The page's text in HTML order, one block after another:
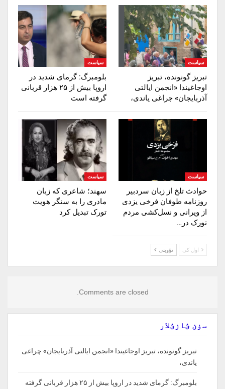
سیاست
تبریز گونونده، تبریز
اوجاغیندا «انجمن ایالتی
آذربایجان» چراغی یاندی،
سیاست
بلومبرگ: گرمای شدید در
اروپا بیش از ۲۵ هزار قربانی
گرفته است
سیاست
حوادث تلخ از زبان سردبیر
روزنامه‌ طوفان فرخی یزدی
از ویرانی و نسل‌کشی مردم
تورک در…
سیاست
سهند؛ شاعری که زبان
مادری را به سنگر هویت
تورک تبدیل کرد
اول کی نؤوبتی
Comments are closed.
سۏن ؽازؽلار
تبریز گونونده، تبریز اوجاغیندا «انجمن ایالتی آذربایجان» چراغی
یاندی،
بلومبرگ: گرمای شدید در اروپا بیش از ۲۵ هزار قربانی گرفته